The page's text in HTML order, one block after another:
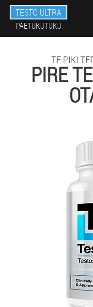
TESTO ULTRA
PAETUKUTUKU
TE PIKI
PIRE